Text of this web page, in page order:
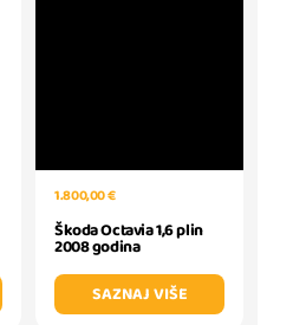
1.800,00 €
Škoda Octavia 1,6 plin
2008 godina
SAZNAJ VIŠE